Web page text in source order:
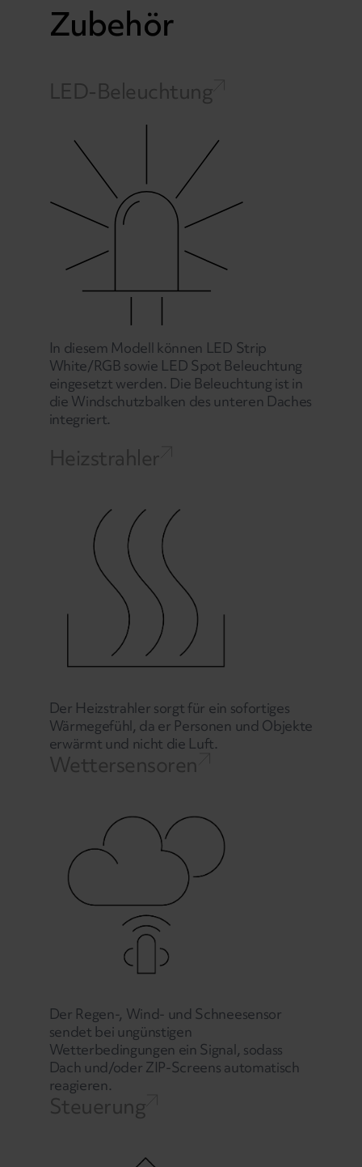
Zubehör
LED-Beleuchtung
In diesem Modell können LED Strip
White/RGB sowie LED Spot Beleuchtung
eingesetzt werden. Die Beleuchtung ist in
die Windschutzbalken des unteren Daches
integriert.
Heizstrahler
Der Heizstrahler sorgt für ein sofortiges
Wärmegefühl, da er Personen und Objekte
erwärmt und nicht die Luft.
Wettersensoren
Der Regen-, Wind- und Schneesensor
sendet bei ungünstigen
Wetterbedingungen ein Signal, sodass
Dach und/oder ZIP-Screens automatisch
reagieren.
Steuerung